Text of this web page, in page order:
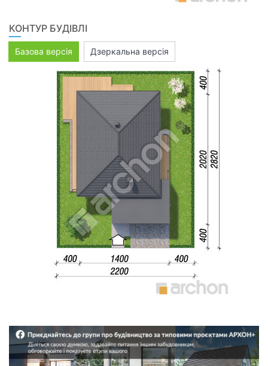
КОНТУР БУДІВЛІ
Базова версія Дзеркальна версія